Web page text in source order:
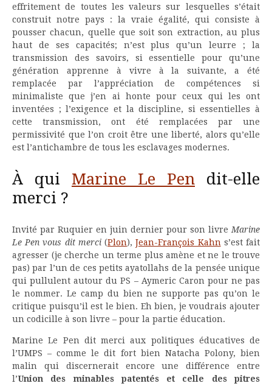
effritement de toutes les valeurs sur lesquelles s’était
construit notre pays : la vraie égalité, qui consiste à
pousser chacun, quelle que soit son extraction, au plus
haut de ses capacités; n’est plus qu’un leurre ; la
transmission des savoirs, si essentielle pour qu’une
génération apprenne à vivre à la suivante, a été
remplacée par l’appréciation de compétences si
minimaliste que j’en ai honte pour ceux qui les ont
inventées ; l’exigence et la discipline, si essentielles à
cette transmission, ont été remplacées par une
permissivité que l’on croit être une liberté, alors qu’elle
est l’antichambre de tous les esclavages modernes.
À qui Marine Le Pen dit-elle
merci ?
Invité par Ruquier en juin dernier pour son livreMarine
Le Pen vous dit merci(Plon),Jean-François Kahns’est fait
agresser (je cherche un terme plus amène et ne le trouve
pas) par l’un de ces petits ayatollahs de la pensée unique
qui pullulent autour du PS – Aymeric Caron pour ne pas
le nommer. Le camp du bien ne supporte pas qu’on le
critique puisqu’il est le bien. Eh bien, je voudrais ajouter
un codicille à son livre – pour la partie éducation.
Marine Le Pen dit merci aux politiques éducatives de
l’UMPS – comme le dit fort bien Natacha Polony, bien
malin qui discernerait encore une différence entre
l’Union des minables patentés et celle des pitres